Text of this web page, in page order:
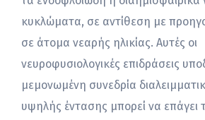
κυκλώματα, σε αντίθεση με
σε άτομα νεαρής ηλικίας. Αυτές οι
νευροφυσιολογικές επιδράσεις
μεμονωμένη συνεδρία
υψηλής έντασης μπορεί να επάγει